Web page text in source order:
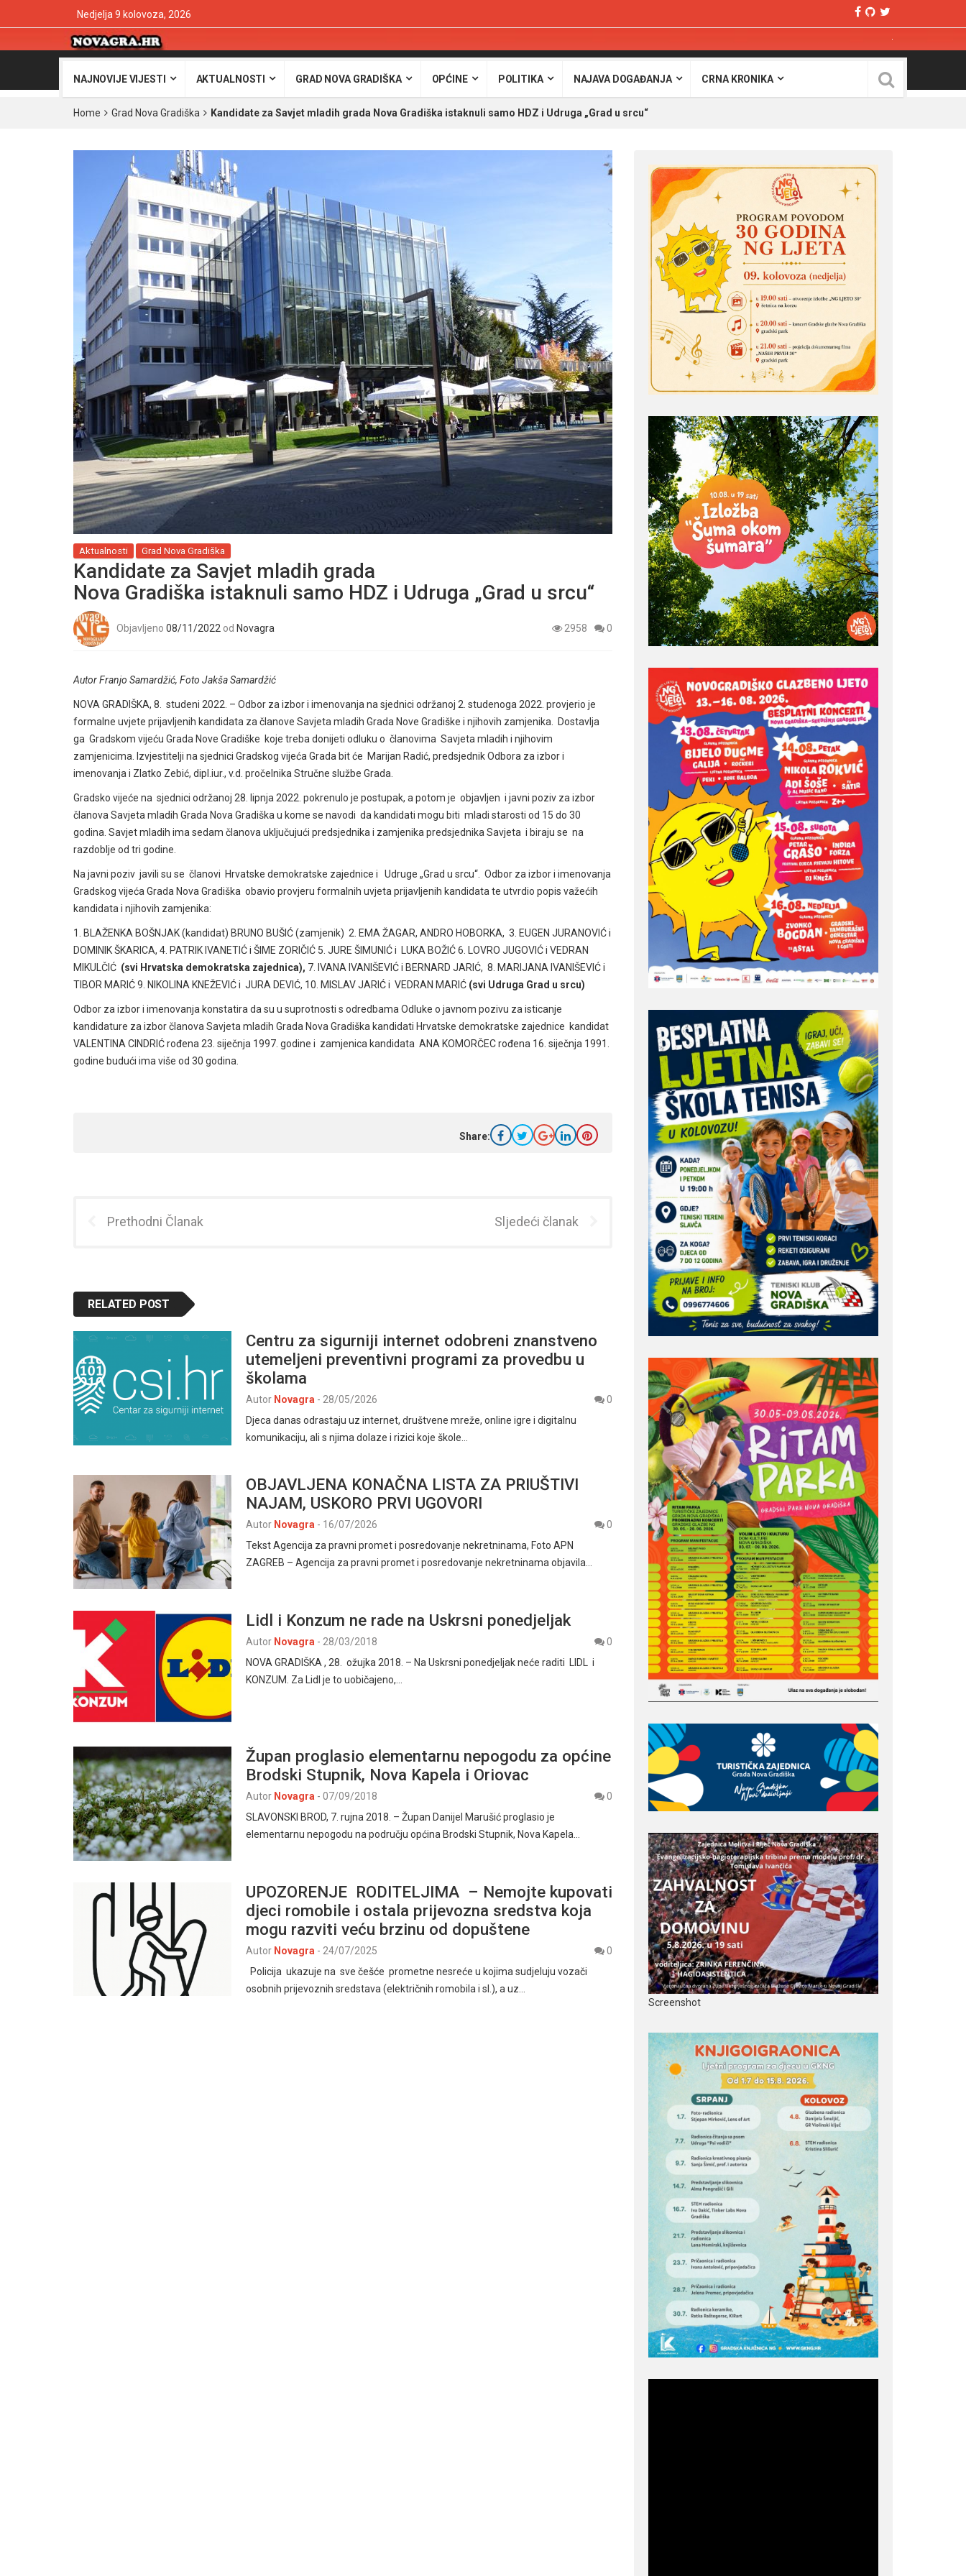
Nedjelja 9 kolovoza, 2026
NAJNOVIJE VIJESTI AKTUALNOSTI GRAD NOVA GRADIŠKA OPĆINE POLITIKA NAJAVA DOGAĐANJA CRNA KRONIKA
Home Grad Nova Gradiška Kandidate za Savjet mladih grada Nova Gradiška istaknuli samo HDZ i Udruga „Grad u srcu“
Aktualnosti Grad Nova Gradiška
Kandidate za Savjet mladih grada
Nova Gradiška istaknuli samo HDZ i Udruga „Grad u srcu“
Objavljeno 08/11/2022 od Novagra 2958 0
Autor Franjo Samardžić, Foto Jakša Samardžić
NOVA GRADIŠKA, 8. studeni 2022. – Odbor za izbor i imenovanja na sjednici održanoj 2. studenoga 2022. provjerio je
formalne uvjete prijavljenih kandidata za članove Savjeta mladih Grada Nove Gradiške i njihovih zamjenika. Dostavlja
ga Gradskom vijeću Grada Nove Gradiške koje treba donijeti odluku o članovima Savjeta mladih i njihovim
zamjenicima. Izvjestitelji na sjednici Gradskog vijeća Grada bit će Marijan Radić, predsjednik Odbora za izbor i
imenovanja i Zlatko Zebić, dipl.iur., v.d. pročelnika Stručne službe Grada.
Gradsko vijeće na sjednici održanoj 28. lipnja 2022. pokrenulo je postupak, a potom je objavljen i javni poziv za izbor
članova Savjeta mladih Grada Nova Gradiška u kome se navodi da kandidati mogu biti mladi starosti od 15 do 30
godina. Savjet mladih ima sedam članova uključujući predsjednika i zamjenika predsjednika Savjeta i biraju se na
razdoblje od tri godine.
Na javni poziv javili su se članovi Hrvatske demokratske zajednice i Udruge „Grad u srcu“. Odbor za izbor i imenovanja
Gradskog vijeća Grada Nova Gradiška obavio provjeru formalnih uvjeta prijavljenih kandidata te utvrdio popis važećih
kandidata i njihovih zamjenika:
1. BLAŽENKA BOŠNJAK (kandidat) BRUNO BUŠIĆ (zamjenik) 2. EMA ŽAGAR, ANDRO HOBORKA, 3. EUGEN JURANOVIĆ i
DOMINIK ŠKARICA, 4. PATRIK IVANETIĆ i ŠIME ZORIČIĆ 5. JURE ŠIMUNIĆ i LUKA BOŽIĆ 6. LOVRO JUGOVIĆ i VEDRAN
MIKULČIĆ (svi Hrvatska demokratska zajednica), 7. IVANA IVANIŠEVIĆ i BERNARD JARIĆ, 8. MARIJANA IVANIŠEVIĆ i
TIBOR MARIĆ 9. NIKOLINA KNEŽEVIĆ i JURA DEVIĆ, 10. MISLAV JARIĆ i VEDRAN MARIĆ (svi Udruga Grad u srcu)
Odbor za izbor i imenovanja konstatira da su u suprotnosti s odredbama Odluke o javnom pozivu za isticanje
kandidature za izbor članova Savjeta mladih Grada Nova Gradiška kandidati Hrvatske demokratske zajednice kandidat
VALENTINA CINDRIĆ rođena 23. siječnja 1997. godine i zamjenica kandidata ANA KOMORČEC rođena 16. siječnja 1991.
godine budući ima više od 30 godina.
Share:
Prethodni Članak Sljedeći članak
RELATED POST
Centru za sigurniji internet odobreni znanstveno
utemeljeni preventivni programi za provedbu u
školama
Autor Novagra - 28/05/2026
0
Djeca danas odrastaju uz internet, društvene mreže, online igre i digitalnu
komunikaciju, ali s njima dolaze i rizici koje škole…
OBJAVLJENA KONAČNA LISTA ZA PRIUŠTIVI
NAJAM, USKORO PRVI UGOVORI
Autor Novagra - 16/07/2026
0
Tekst Agencija za pravni promet i posredovanje nekretninama, Foto APN
ZAGREB – Agencija za pravni promet i posredovanje nekretninama objavila…
Lidl i Konzum ne rade na Uskrsni ponedjeljak
Autor Novagra - 28/03/2018
0
NOVA GRADIŠKA , 28. ožujka 2018. – Na Uskrsni ponedjeljak neće raditi LIDL i
KONZUM. Za Lidl je to uobičajeno,…
Župan proglasio elementarnu nepogodu za općine
Brodski Stupnik, Nova Kapela i Oriovac
Autor Novagra - 07/09/2018
0
SLAVONSKI BROD, 7. rujna 2018. – Župan Danijel Marušić proglasio je
elementarnu nepogodu na području općina Brodski Stupnik, Nova Kapela…
UPOZORENJE RODITELJIMA – Nemojte kupovati
djeci romobile i ostala prijevozna sredstva koja
mogu razviti veću brzinu od dopuštene
Autor Novagra - 24/07/2025
0
Policija ukazuje na sve češće prometne nesreće u kojima sudjeluju vozači
osobnih prijevoznih sredstava (električnih romobila i sl.), a uz…
Screenshot